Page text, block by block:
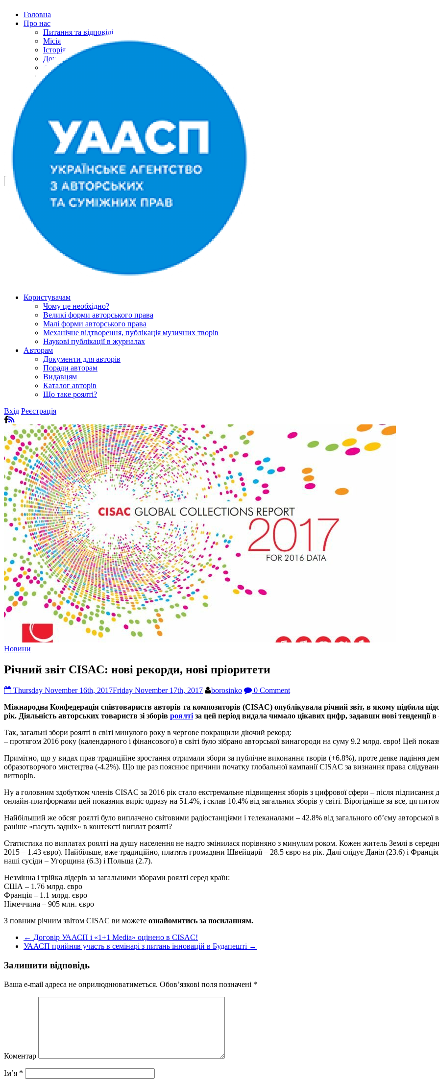
Головна
Про нас
Питання та відповіді
Місія
Історія
Документи
Авторська рада
Рада правовласників
Новини
Контакти
Українська
Русский
Користувачам
Чому це необхідно?
Великі форми авторського права
Малі форми авторського права
Механічне відтворення, публікація музичних творів
Наукові публікації в журналах
Авторам
Документи для авторів
Поради авторам
Видавцям
Каталог авторів
Що таке роялті?
Вхід Реєстрація
Новини
Річний звіт CISAC: нові рекорди, нові пріоритети
Thursday November 16th, 2017Friday November 17th, 2017 borosinko
0 Comment
Міжнародна Конфедерація співтовариств авторів та композиторів (CISAC) опублікувала річний звіт, в якому підбила
рік. Діяльність авторських товариств зі зборів роялті за цей період видала чимало цікавих цифр, задавши нові тенденції
Так, загальні збори роялті в світі минулого року в чергове покращили діючий рекорд:
– протягом 2016 року (календарного і фінансового) в світі було зібрано авторської винагороди на суму 9.2 млрд. євро! Цей
Примітно, що у видах прав традиційне зростання отримали збори за публічне виконання творів (+6.8%), проте деяке падіння
образотворчого мистецтва (-4.2%). Що ще раз пояснює причини початку глобальної кампанії CISAC за визнання права
витворів.
Ну а головним здобутком членів CISAC за 2016 рік стало екстремальне підвищення зборів з цифрової сфери – після
онлайн-платформами цей показник виріс одразу на 51.4%, і склав 10.4% від загальних зборів у світі. Вірогідніше за все, ця
Найбільший же обсяг роялті було виплачено світовими радіостанціями і телеканалами – 42.8% від загального об’єму авторської
раніше «пасуть задніх» в контексті виплат роялті?
Статистика по виплатах роялті на душу населення не надто змінилася порівняно з минулим роком. Кожен житель Землі в
2015 – 1.43 євро). Найбільше, вже традиційно, платять громадяни Швейцарії – 28.5 євро на рік. Далі слідує Данія (23.6) і
наші сусіди – Угорщина (6.3) і Польща (2.7).
Незмінна і трійка лідерів за загальними зборами роялті серед країн:
США – 1.76 млрд. євро
Франція – 1.1 млрд. євро
Німеччина – 905 млн. євро
З повним річним звітом CISAC ви можете ознайомитись за посиланням.
← Договір УААСП і «1+1 Media» оцінено в CISAC!
УААСП прийняв участь в семінарі з питань інновацій в Будапешті →
Залишити відповідь
Ваша e-mail адреса не оприлюднюватиметься. Обов’язкові поля позначені *
Коментар
Ім’я *